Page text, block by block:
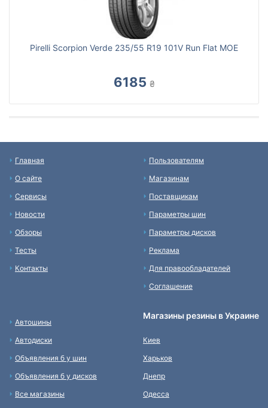
Pirelli Scorpion Verde 235/55 R19 101V Run Flat MOE
6185 ₴
Главная
О сайте
Сервисы
Новости
Обзоры
Тесты
Контакты
Пользователям
Магазинам
Поставщикам
Параметры шин
Параметры дисков
Реклама
Для правообладателей
Соглашение
Автошины
Автодиски
Объявления б у шин
Объявления б у дисков
Все магазины
Магазины резины в Украине
Киев
Харьков
Днепр
Одесса